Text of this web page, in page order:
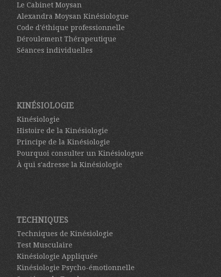
Le Cabinet Moysan
Alexandra Moysan Kinésiologue
Code d'éthique professionnelle
Déroulement Thérapeutique
Séances individuelles
KINÉSIOLOGIE
Kinésiologie
Histoire de la Kinésiologie
Principe de la Kinésiologie
Pourquoi consulter un Kinésiologue
À qui s'adresse la Kinésiologie
TECHNIQUES
Techniques de Kinésiologie
Test Musculaire
Kinésiologie Appliquée
Kinésiologie Psycho-émotionnelle